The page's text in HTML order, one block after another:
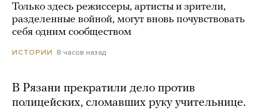
Только здесь режиссеры, артисты и зрители,
разделенные войной, могут вновь почувствовать
себя одним сообществом
ИСТОРИИ 8 часов назад
В Рязани прекратили дело против
полицейских, сломавших руку учительнице.